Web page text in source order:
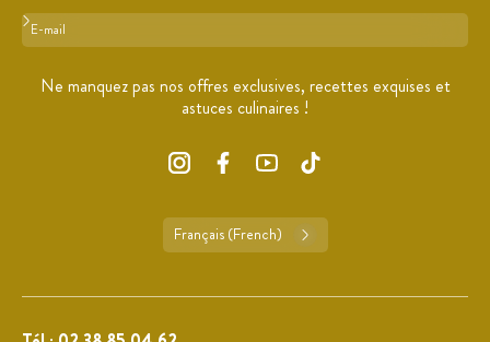
Format : adresse@email.com
Ne manquez pas nos offres exclusives, recettes exquises et
astuces culinaires !
Français (French)